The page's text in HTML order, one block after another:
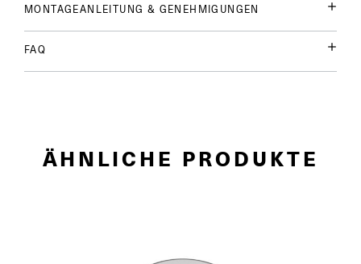
MONTAGEANLEITUNG & GENEHMIGUNGEN
FAQ
ÄHNLICHE PRODUKTE